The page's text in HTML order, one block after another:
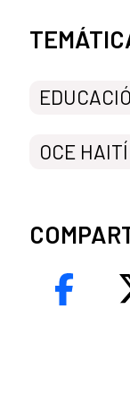
Categorías de la
OCE HAITÍ